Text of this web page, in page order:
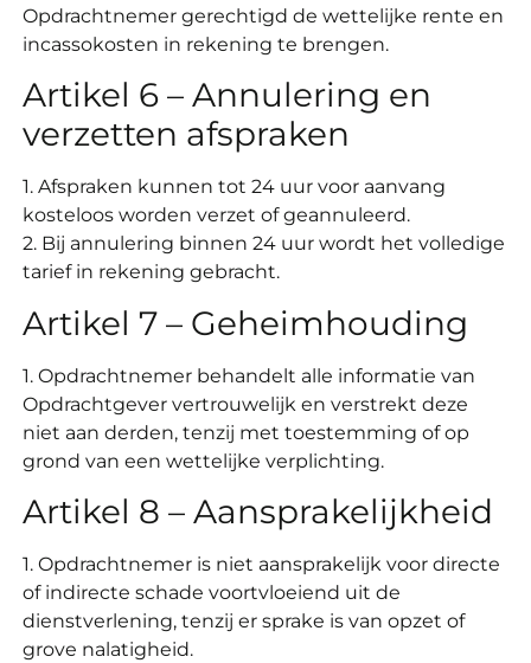
Opdrachtnemer gerechtigd de wettelijke rente en
incassokosten in rekening te brengen.
Artikel 6 – Annulering en
verzetten afspraken
1. Afspraken kunnen tot 24 uur voor aanvang
kosteloos worden verzet of geannuleerd.
2. Bij annulering binnen 24 uur wordt het volledige
tarief in rekening gebracht.
Artikel 7 – Geheimhouding
1. Opdrachtnemer behandelt alle informatie van
Opdrachtgever vertrouwelijk en verstrekt deze
niet aan derden, tenzij met toestemming of op
grond van een wettelijke verplichting.
Artikel 8 – Aansprakelijkheid
1. Opdrachtnemer is niet aansprakelijk voor directe
of indirecte schade voortvloeiend uit de
dienstverlening, tenzij er sprake is van opzet of
grove nalatigheid.